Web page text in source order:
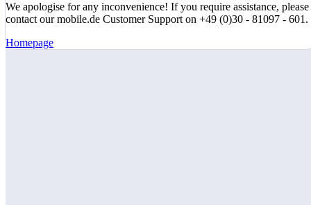
We apologise for any inconvenience! If you require assistance, please
contact our mobile.de Customer Support on +49 (0)30 - 81097 - 601.
Homepage